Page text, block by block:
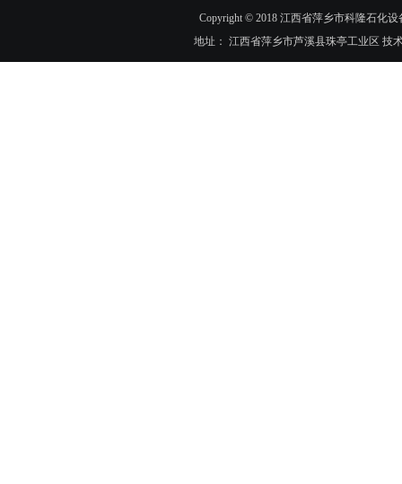
Copyright © 2018 江西省萍乡市科隆石化
地址： 江西省萍乡市芦溪县珠亭工业区 技